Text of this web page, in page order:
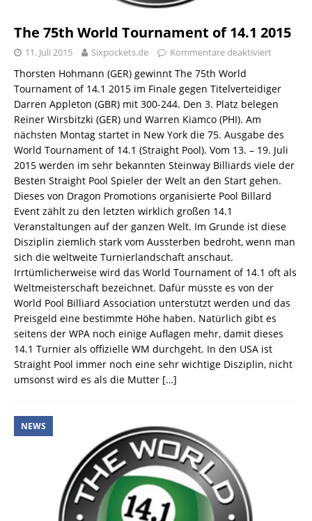
The 75th World Tournament of 14.1 2015
11. Juli 2015 Sixpockets.de Kommentare deaktiviert
Thorsten Hohmann (GER) gewinnt The 75th World
Tournament of 14.1 2015 im Finale gegen Titelverteidiger
Darren Appleton (GBR) mit 300-244. Den 3. Platz belegen
Reiner Wirsbitzki (GER) und Warren Kiamco (PHI). Am
nächsten Montag startet in New York die 75. Ausgabe des
World Tournament of 14.1 (Straight Pool). Vom 13. – 19. Juli
2015 werden im sehr bekannten Steinway Billiards viele der
Besten Straight Pool Spieler der Welt an den Start gehen.
Dieses von Dragon Promotions organisierte Pool Billard
Event zählt zu den letzten wirklich großen 14.1
Veranstaltungen auf der ganzen Welt. Im Grunde ist diese
Disziplin ziemlich stark vom Aussterben bedroht, wenn man
sich die weltweite Turnierlandschaft anschaut.
Irrtümlicherweise wird das World Tournament of 14.1 oft als
Weltmeisterschaft bezeichnet. Dafür müsste es von der
World Pool Billiard Association unterstützt werden und das
Preisgeld eine bestimmte Höhe haben. Natürlich gibt es
seitens der WPA noch einige Auflagen mehr, damit dieses
14.1 Turnier als offizielle WM durchgeht. In den USA ist
Straight Pool immer noch eine sehr wichtige Disziplin, nicht
umsonst wird es als die Mutter […]
NEWS